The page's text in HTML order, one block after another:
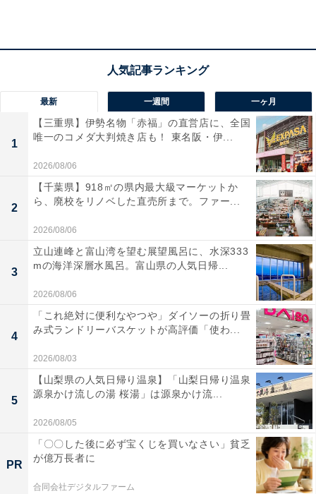
を裏返しながら手を抜きます。最後は上部を結ぶだけ。
触りたくないものに触れることなく、ゴミ袋に入れられ
ます。
画像左上から時計回り
最新 一週間 一ヶ月
1
【三重県】伊勢名物「赤福」の直営店に、全国
唯一のコメダ大判焼き店も！ 東名阪・伊...
2026/08/06
2
【千葉県】918㎡の県内最大級マーケットか
ら、廃校をリノベした直売所まで。ファー...
2026/08/06
3
立山連峰と富山湾を望む展望風呂に、水深333
mの海洋深層水風呂。富山県の人気日帰...
2026/08/06
4
「これ絶対に便利なやつや」ダイソーの折り畳
み式ランドリーバスケットが高評価「使わ...
2026/08/03
5
【山梨県の人気日帰り温泉】「山梨日帰り温泉
源泉かけ流しの湯 桜湯」は源泉かけ流...
2026/08/05
PR
「〇〇した後に必ず宝くじを買いなさい」貧乏
が億万長者に
合同会社デジタルファーム